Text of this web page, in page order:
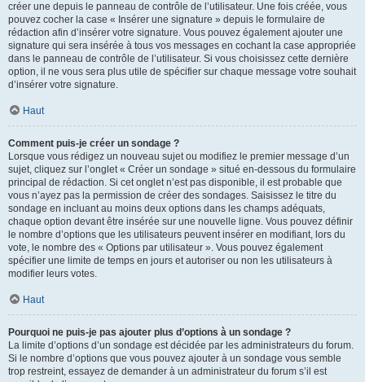
créer une depuis le panneau de contrôle de l’utilisateur. Une fois créée, vous
pouvez cocher la case « Insérer une signature » depuis le formulaire de
rédaction afin d’insérer votre signature. Vous pouvez également ajouter une
signature qui sera insérée à tous vos messages en cochant la case appropriée
dans le panneau de contrôle de l’utilisateur. Si vous choisissez cette dernière
option, il ne vous sera plus utile de spécifier sur chaque message votre souhait
d’insérer votre signature.
Haut
Comment puis-je créer un sondage ?
Lorsque vous rédigez un nouveau sujet ou modifiez le premier message d’un
sujet, cliquez sur l’onglet « Créer un sondage » situé en-dessous du formulaire
principal de rédaction. Si cet onglet n’est pas disponible, il est probable que
vous n’ayez pas la permission de créer des sondages. Saisissez le titre du
sondage en incluant au moins deux options dans les champs adéquats,
chaque option devant être insérée sur une nouvelle ligne. Vous pouvez définir
le nombre d’options que les utilisateurs peuvent insérer en modifiant, lors du
vote, le nombre des « Options par utilisateur ». Vous pouvez également
spécifier une limite de temps en jours et autoriser ou non les utilisateurs à
modifier leurs votes.
Haut
Pourquoi ne puis-je pas ajouter plus d’options à un sondage ?
La limite d’options d’un sondage est décidée par les administrateurs du forum.
Si le nombre d’options que vous pouvez ajouter à un sondage vous semble
trop restreint, essayez de demander à un administrateur du forum s’il est